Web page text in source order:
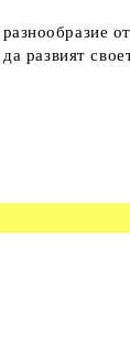
развият